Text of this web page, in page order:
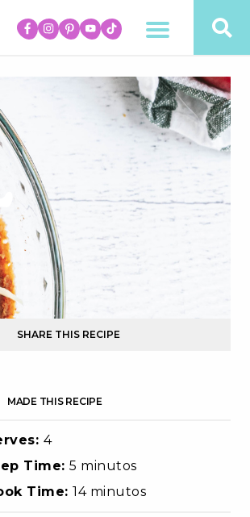
SHARE THIS RECIPE
MADE THIS RECIPE
4
Time:5 minutos
Time:14 minutos